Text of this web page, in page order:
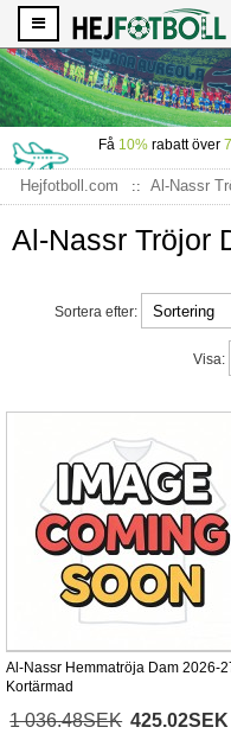
Få 10%rabatt över
Hejfotboll.com Al-Nassr
Al-Nassr Tröjor
Sortera efter:
Visa:
Al-Nassr Hemmatröja Dam 2026-
Kortärmad
1 036.48SEK 425.02SEK